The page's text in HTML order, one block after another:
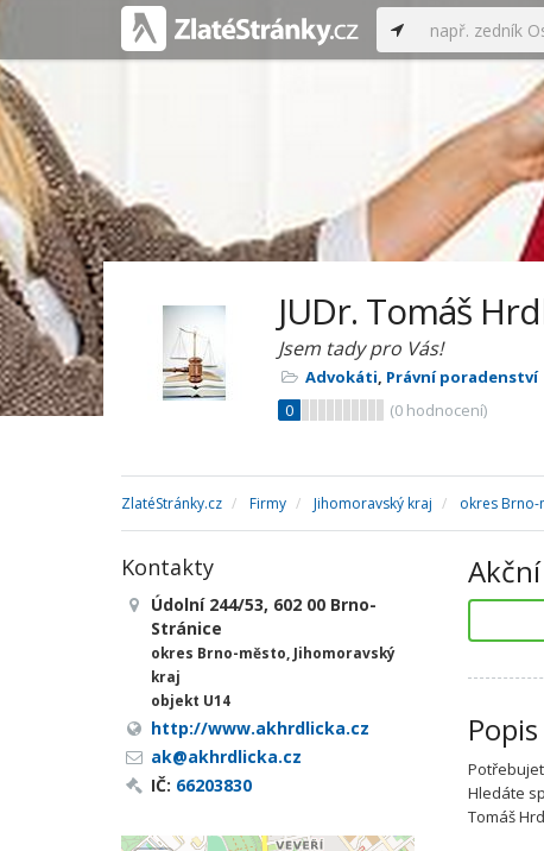
JUDr. Tomáš
Jsem tady pro Vás!
Advokáti, Právní poradenství
0
(0 hodnocení)
ZlatéStránky.cz Firmy Jihomoravský kraj okres Brno-
Hledáte
Tomáš
Kontakty
Údolní 244/53, 602 00 Brno-
Stránice
okres Brno-město, Jihomoravský
kraj
objekt U14
http://www.akhrdlicka.cz
ak@akhrdlicka.cz
IČ: 66203830